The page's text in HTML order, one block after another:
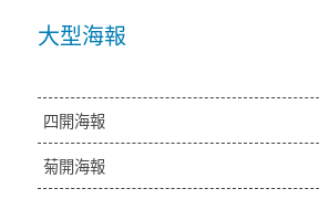
大型海報
四開海報
菊開海報